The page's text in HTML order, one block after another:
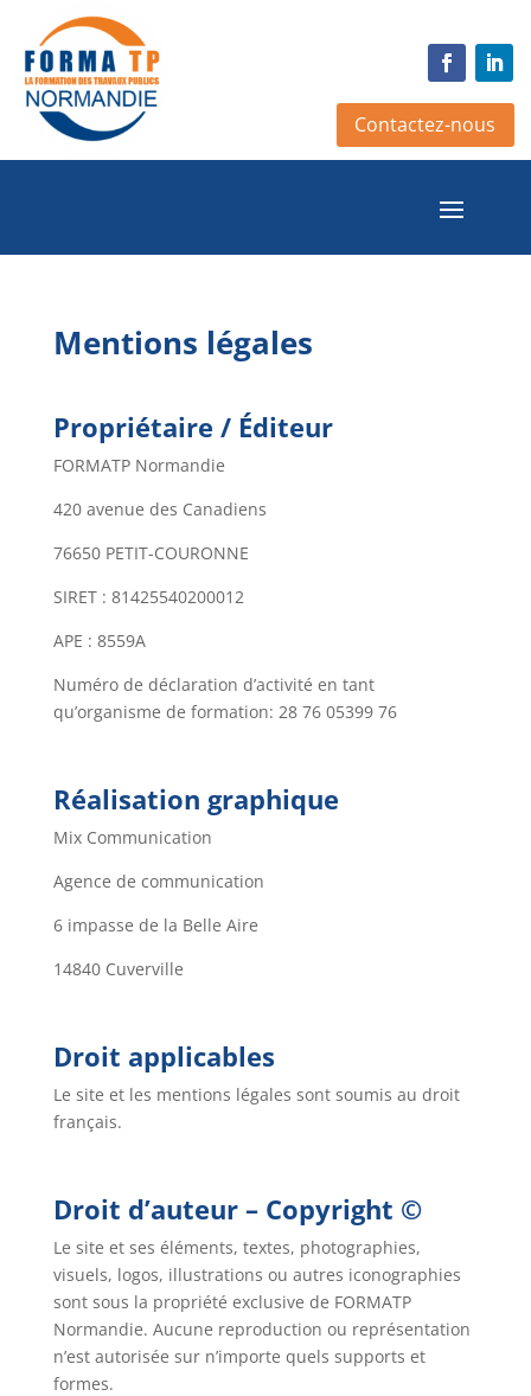
Contactez-nous
Mentions légales
Propriétaire / Éditeur
FORMATP Normandie
420 avenue des Canadiens
76650 PETIT-COURONNE
SIRET : 81425540200012
APE : 8559A
Numéro de déclaration d’activité en tant
qu’organisme de formation: 28 76 05399 76
Réalisation graphique
Mix Communication
Agence de communication
6 impasse de la Belle Aire
14840 Cuverville
Droit applicables
Le site et les mentions légales sont soumis au droit
français.
Droit d’auteur – Copyright ©
Le site et ses éléments, textes, photographies,
visuels, logos, illustrations ou autres iconographies
sont sous la propriété exclusive de FORMATP
Normandie. Aucune reproduction ou représentation
n’est autorisée sur n’importe quels supports et
formes.